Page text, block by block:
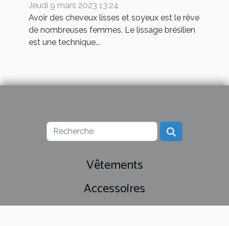
Jeudi 9 mars 2023 13:24
Avoir des cheveux lisses et soyeux est le rêve
de nombreuses femmes. Le lissage brésilien
est une technique...
Vêtements
Accessoires
Cosmétiques